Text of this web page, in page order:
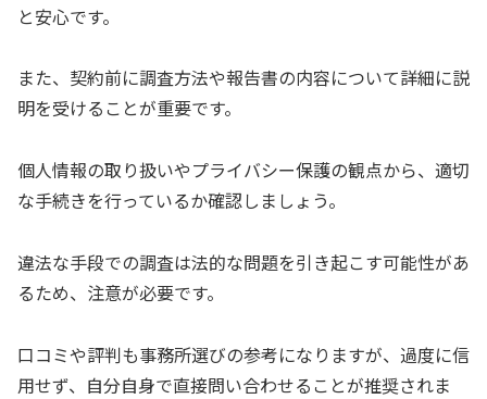
と安心です。
また、契約前に調査方法や報告書の内容について詳細に説
明を受けることが重要です。
個人情報の取り扱いやプライバシー保護の観点から、適切
な手続きを行っているか確認しましょう。
違法な手段での調査は法的な問題を引き起こす可能性があ
るため、注意が必要です。
口コミや評判も事務所選びの参考になりますが、過度に信
用せず、自分自身で直接問い合わせることが推奨されま